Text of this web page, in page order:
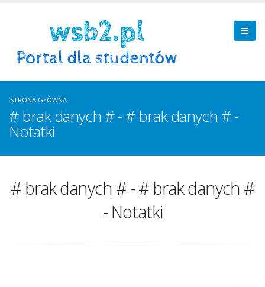
STRONA GŁÓWNA
# brak danych # - # brak danych # -
Notatki
# brak danych # - # brak danych #
- Notatki